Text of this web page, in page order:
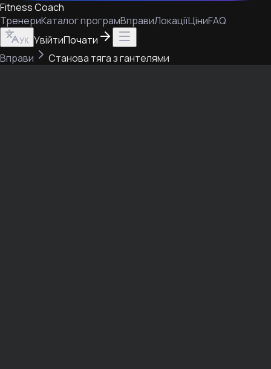
Fitness Coach
ТренериКаталог програмВправиЛокаціїЦіниFAQ
УК УвійтиПочати
Вправи
Станова тяга з гантелями